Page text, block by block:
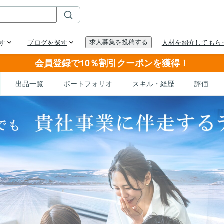
会員登録で10％割引クーポンを獲得！
出品一覧 ポートフォリオ スキル・経歴 評価